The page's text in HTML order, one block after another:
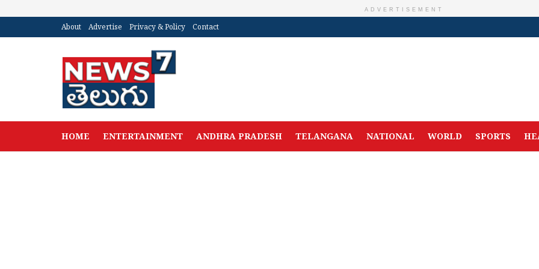
ADVERTISEMENT
About Advertise Privacy & Policy Contact
HOME ENTERTAINMENT ANDHRA PRADESH TELANGANA NATIONAL WORLD SPORTS